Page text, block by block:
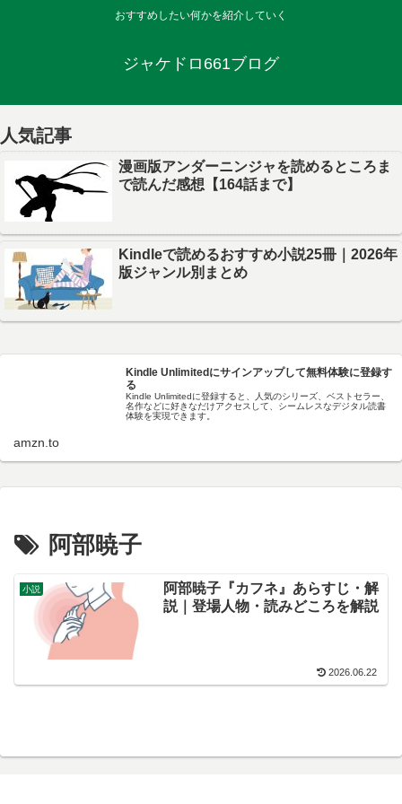
おすすめしたい何かを紹介していく
ジャケドロ661ブログ
人気記事
漫画版アンダーニンジャを読めるところま
で読んだ感想【164話まで】
Kindleで読めるおすすめ小説25冊｜2026年
版ジャンル別まとめ
Kindle Unlimitedにサインアップして無料体験に登録す
る
Kindle Unlimitedに登録すると、人気のシリーズ、ベストセラー、
名作などに好きなだけアクセスして、シームレスなデジタル読書
体験を実現できます。
amzn.to
阿部暁子
小説
阿部暁子『カフネ』あらすじ・解
説｜登場人物・読みどころを解説
2026.06.22